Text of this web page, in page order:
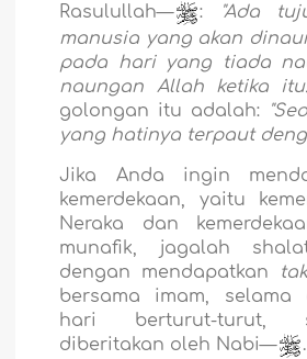
Rasulullah—
:
"Ada
manusia yang akan
pada hari yang tiada
naungan Allah ketika
golongan itu adalah:
yang hatinya terpaut
Jika Anda ingin
kemerdekaan, yaitu
Neraka dan
munafik, jagalah
dengan mendapatkan
bersama imam, selama
hari berturut-turut,
diberitakan oleh Nabi—
.